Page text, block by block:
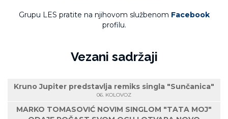
Grupu LES pratite na njihovom službenom Facebook
profilu.
Vezani sadržaji
Kruno Jupiter predstavlja remiks singla "Sunčanica"
06. KOLOVOZ
MARKO TOMASOVIĆ NOVIM SINGLOM "TATA MOJ"